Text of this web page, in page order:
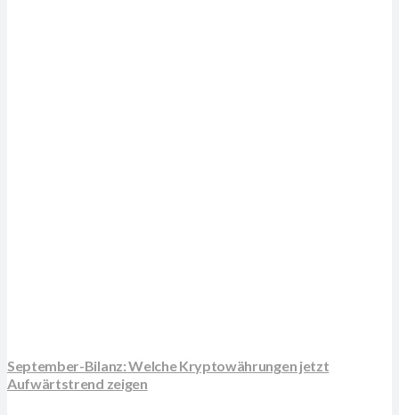
September-Bilanz: Welche Kryptowährungen jetzt
Aufwärtstrend zeigen